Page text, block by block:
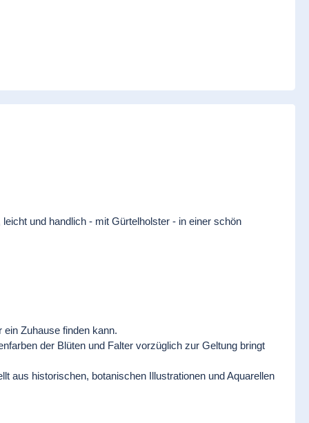
und handlich - mit Gürtelholster - in einer schön
Zuhause finden kann.
der Blüten und Falter vorzüglich zur Geltung bringt
aus historischen, botanischen Illustrationen und Aquarellen